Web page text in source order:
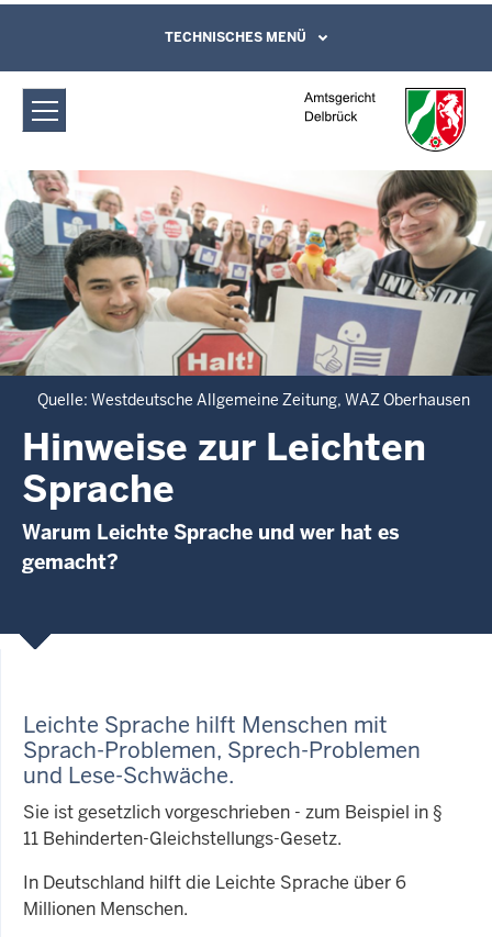
Amtsgericht Delbrück: Hinweise zur
Leichten Sprache
Direkt zum Inhalt
Leichte Sprache, Gebärdensprachenvideo
und Kontaktformular
TECHNISCHES MENÜ
Quelle: Westdeutsche Allgemeine Zeitung, WAZ Oberhausen
Hinweise zur Leichten
Sprache
Warum Leichte Sprache und wer hat es
gemacht?
Leichte Sprache hilft Menschen mit
Sprach-Problemen, Sprech-Problemen
und Lese-Schwäche.
Sie ist gesetzlich vorgeschrieben - zum Beispiel in §
11 Behinderten-Gleichstellungs-Gesetz.
In Deutschland hilft die Leichte Sprache über 6
Millionen Menschen.